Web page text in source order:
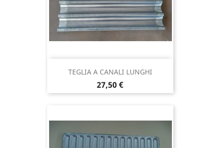
TEGLIA A CANALI LUNGHI
Prezzo
27,50 €